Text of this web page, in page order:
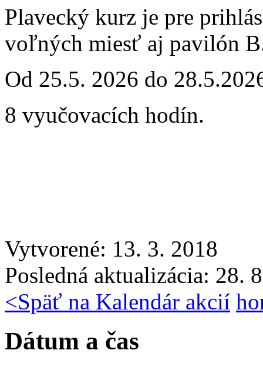
Plavecký kurz je pre
voľných miesť aj pavilón
Od 25.5. 2026 do
8 vyučovacích hodín.
Vytvorené: 13. 3. 2018
Posledná aktualizácia: 28.
<Späť na Kalendár akcií
Dátum a čas